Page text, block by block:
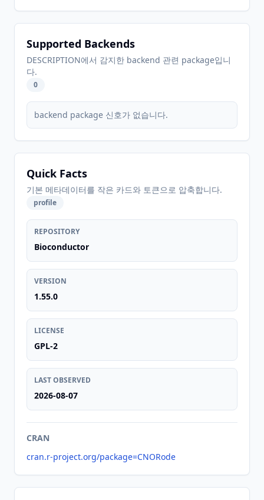
Supported Backends
DESCRIPTION에서 감지한 backend 관련 package입니
다.
0
backend package 신호가 없습니다.
Quick Facts
기본 메타데이터를 작은 카드와 토큰으로 압축합니다.
profile
REPOSITORY
Bioconductor
VERSION
1.55.0
LICENSE
GPL-2
LAST OBSERVED
2026-08-07
CRAN
cran.r-project.org/package=CNORode